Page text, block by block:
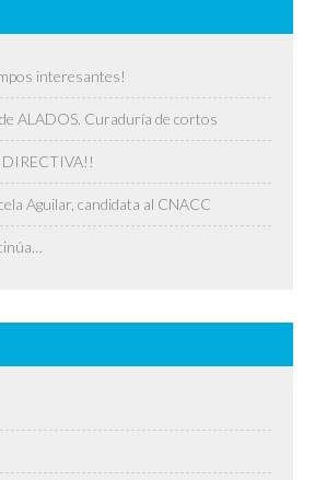
interesantes!
ALADOS. Curaduría de cortos
DIRECTIVA!!
Aguilar, candidata al CNACC